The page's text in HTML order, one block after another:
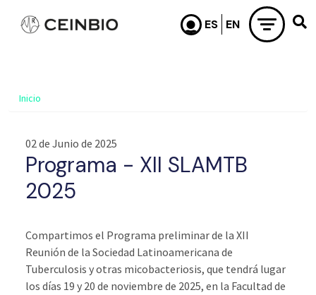
Pasar al contenido principal
Inicio
02 de Junio de 2025
Programa - XII SLAMTB
2025
Compartimos el Programa preliminar de la XII
Reunión de la Sociedad Latinoamericana de
Tuberculosis y otras micobacteriosis, que tendrá lugar
los días 19 y 20 de noviembre de 2025, en la Facultad de